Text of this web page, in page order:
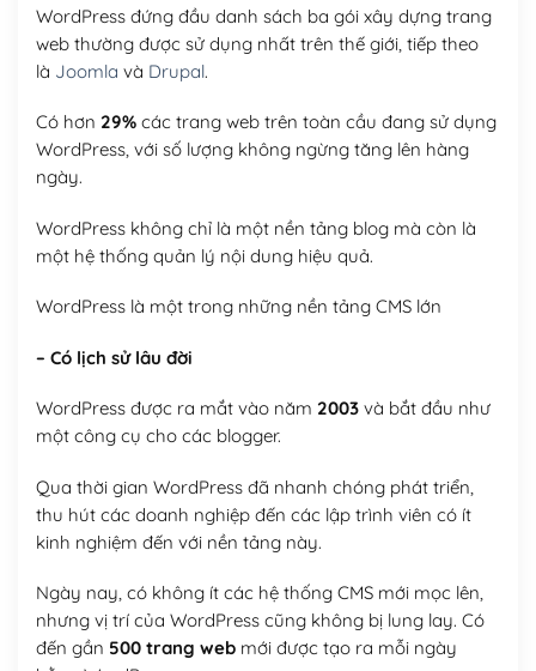
WordPress đứng đầu danh sách ba gói xây dựng trang
web thường được sử dụng nhất trên thế giới, tiếp theo
là Joomla và Drupal.
Có hơn 29%các trang web trên toàn cầu đang sử dụng
WordPress, với số lượng không ngừng tăng lên hàng
ngày.
WordPress không chỉ là một nền tảng blog mà còn là
một hệ thống quản lý nội dung hiệu quả.
WordPress là một trong những nền tảng CMS lớn
– Có lịch sử lâu đời
WordPress được ra mắt vào năm 2003và bắt đầu như
một công cụ cho các blogger.
Qua thời gian WordPress đã nhanh chóng phát triển,
thu hút các doanh nghiệp đến các lập trình viên có ít
kinh nghiệm đến với nền tảng này.
Ngày nay, có không ít các hệ thống CMS mới mọc lên,
nhưng vị trí của WordPress cũng không bị lung lay. Có
đến gần 500 trang webmới được tạo ra mỗi ngày